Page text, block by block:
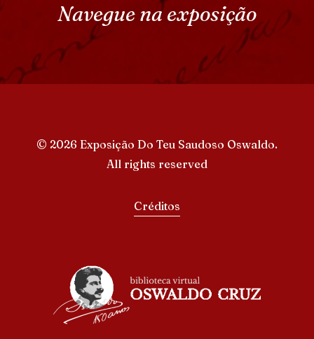
Navegue na exposição
© 2026 Exposição Do Teu Saudoso Oswaldo.
All rights reserved
Créditos